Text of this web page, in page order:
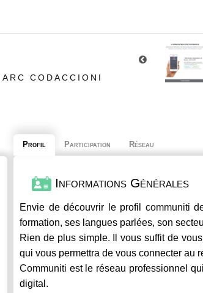
CODACCIONI
Profil Participation Réseau
Informations Générales
Envie de découvrir le profil communiti
formation, ses langues parlées, son
Rien de plus simple. Il vous suffit de
qui vous permettra de vous connecter au
Communiti est le réseau professionnel
digital.